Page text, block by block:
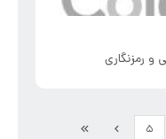
و رمزنگاری
۵